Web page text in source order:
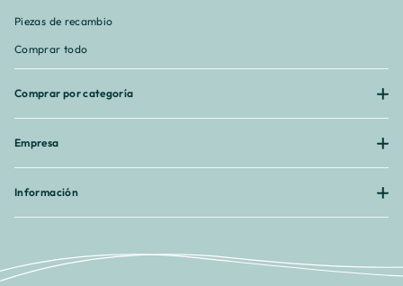
Piezas de recambio
Comprar todo
Comprar por categoría
Empresa
Información